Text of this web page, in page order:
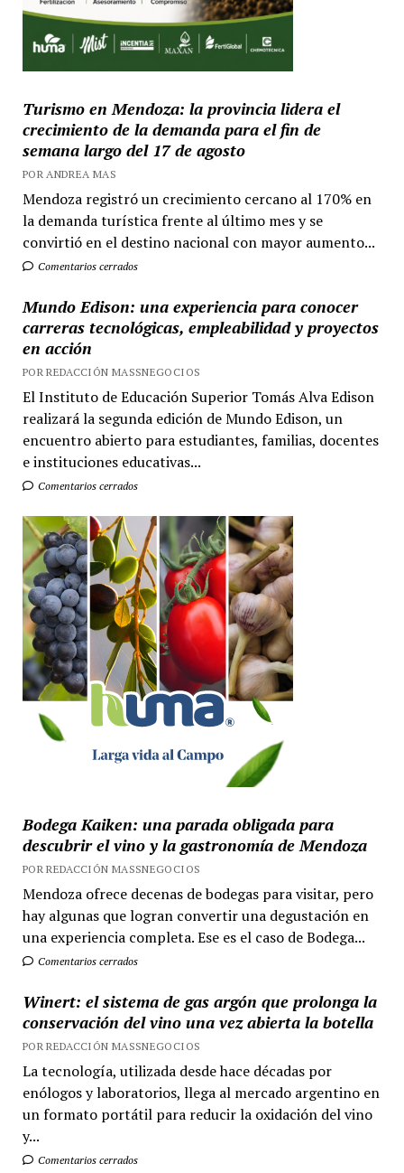
Turismo en Mendoza: la provincia lidera el
crecimiento de la demanda para el fin de
semana largo del 17 de agosto
POR ANDREA MAS
Mendoza registró un crecimiento cercano al 170% en
la demanda turística frente al último mes y se
convirtió en el destino nacional con mayor aumento...
Comentarios cerrados
Mundo Edison: una experiencia para conocer
carreras tecnológicas, empleabilidad y proyectos
en acción
POR REDACCIÓN MASSNEGOCIOS
El Instituto de Educación Superior Tomás Alva Edison
realizará la segunda edición de Mundo Edison, un
encuentro abierto para estudiantes, familias, docentes
e instituciones educativas...
Comentarios cerrados
Bodega Kaiken: una parada obligada para
descubrir el vino y la gastronomía de Mendoza
POR REDACCIÓN MASSNEGOCIOS
Mendoza ofrece decenas de bodegas para visitar, pero
hay algunas que logran convertir una degustación en
una experiencia completa. Ese es el caso de Bodega...
Comentarios cerrados
Winert: el sistema de gas argón que prolonga la
conservación del vino una vez abierta la botella
POR REDACCIÓN MASSNEGOCIOS
La tecnología, utilizada desde hace décadas por
enólogos y laboratorios, llega al mercado argentino en
un formato portátil para reducir la oxidación del vino
y...
Comentarios cerrados